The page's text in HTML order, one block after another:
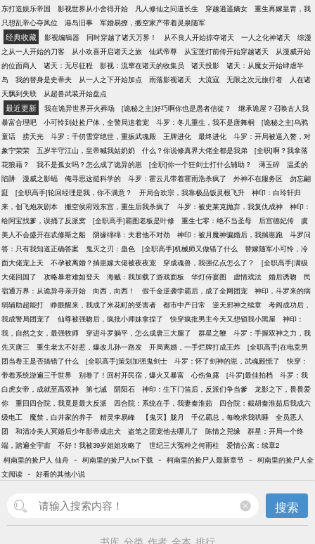
东打造娱乐帝国
影视世界从小舍得开始 凡人修仙之问道长生 穿越逍遥嫡女
重生再嫁皇胄，我
只想乱帝心夺凤位
港岛旧事 军婚易撩，搬空家产带着灵泉随军
经典收藏 影视编辑器 同时穿越了诸天万界！ 从不良人开始掠夺诸天 一人之化神诸天
综漫
之从一人开始的刀客
从小欢喜开启诸天之旅 仙武帝尊 从宝莲灯前传开始穿越诸天
从漫威开始
的位面商人
诸天：无尽征程 影视：流窜在诸天的收集员 诸天投影
诸天：从魔女开始肆虐半
岛
我的替身是史蒂夫 从一人之下开始加点 雨落影视诸天 大流寇 无限之次元旅行者
人在诸
天飘到失联
从超兽武装开始盘点
最近更新 我在诡异世界开火葬场 [诡秘之主]好巧啊你也是愚者信徒？
继承诡屋？召唤古人我
暴富合理吧
小可怜到处捡尸体，全警局追着宠 斗罗：冬儿重生，我不是唐舞桐
[诡秘之主]乌鸦
童话
捞天光 斗罗：千仞雪穿绝世，重振武魂殿 王牌进化 最终进化
斗罗：开局被逼入赘，对
象宁荣荣
五岁半守江山，皇帝喊我姑奶奶 什么？你说修真界大佬全都是我弟
[全职]啊？我拿落
花狼藉？
我不是孤女吗？怎么成了诡异的崽 [全职]你一个狂剑士打什么辅助？ 薄玉碎
温柔的
陷阱
漫威之影蝠 俺寻思这挺科学的 斗罗：霍云儿带着霍雨浩杀疯了 外神不在服务区
勿忘翩
跹
[全职高手]轮回经理是我，你不满意？ 开局合欢宗，我靠极品饭灵根飞升
神印：白玲轩归
来，创飞炮灰剧本
搬空侯府毁东宫，重生后我杀疯了 斗罗：被史莱克抛弃，我复仇成神
神印：
给阿宝找爹，误捅了反派窝
[全职高手]霸图老板是叶修 重生七零：绝不当圣母 后宫德妃传
虞
美人不会盛开在忒修斯之船
阴缘绵绵：夫君他不对劲 神印：被月魔神骗婚后，我揣崽跑
斗罗问
答：只有我知道正确答案
鬼灭之刃：蛊色 [全职高手]机械师又做错了什么
替嫁随军小可怜，冷
面大佬宠上天
不孕被离婚？揣崽嫁大佬被夜夜宠 穿成魂兽，我强亿点怎么了？
[全职高手]满级
大佬回国了
攻略暴君难如登天 海贼：我加载了游戏面板 华灯侍宴图 虚情戏法 婚后诱吻
民
宿通万界：从诡异寻亲开始
向西，向西！ 假千金逆袭学霸后，成了全网团宠
神印，斗罗来的病
弱辅助超能打
睁眼醒来，我成了米花町的受害者 都市中产日常 逆天邪神之续章
考阎成功后，
我成警局团宠了
仙尊被强吻后，疯批小师妹拿捏了 快穿疯批男主今天又想锁我小黑屋
神印：
我，自然之女，最强牧师
穿进斗罗躺平，怎么成唐三大腿了 群星之鞭
斗罗：手握双神之力，我
先灭唐三
重生老太不好惹，爆改儿孙一路发 开局离婚，一手烂牌打成王炸
[全职高手]在电竞男
团当卷王是否搞错了什么
[全职高手]策划加强鬼剑士 斗罗：怀了剑神的崽，武魂殿慌了
快穿：
带着系统游遍三千世界
别卷了！回村开民宿，爆火又暴富 心伤鱼露 [斗罗]最佳拍档
斗罗：我
白虎女帝，成就至高双神
第七诫 阴阳石 神印：生下门笛后，反派们争当爹
龙影之下，畏畏爱
你
重回四合院，我竟是最大反派 四合院：系统在手，我妻秦淮茹
四合院：截胡秦淮茹后我成六
级电工
魔禁，白井家的养子 精灵李易峰 【鬼灭】胧月 千亿霸总，每晚求我哄睡
全员恶人
团
和清冷美人冥婚后少年影帝成忠犬 盗笔之团宠他去哪儿了 陈情之兕缘
群星：开局一个终
端，踏遍全宇宙
不好！我被39岁姐姐攻略了 世纪三大冤种之何雨柱
爱情公寓：续章2
柯南里的捡尸人 仙舟 - 柯南里的捡尸人txt下载 - 柯南里的捡尸人最新章节 - 柯南里的捡尸人全
文阅读 - 好看的其他小说
搜索
书库 分类 作者 全本 排行